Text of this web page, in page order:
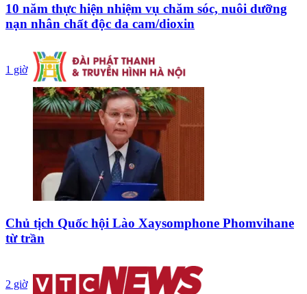
10 năm thực hiện nhiệm vụ chăm sóc, nuôi dưỡng
nạn nhân chất độc da cam/dioxin
1 giờ
Chủ tịch Quốc hội Lào Xaysomphone Phomvihane
từ trần
2 giờ